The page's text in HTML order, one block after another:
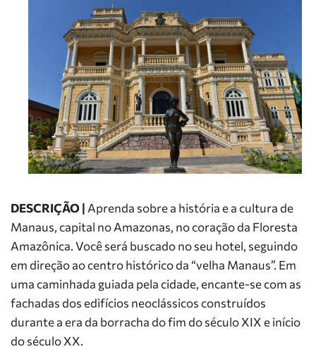
DESCRIÇÃO | Aprenda sobre a história e a cultura de
Manaus, capital no Amazonas, no coração da Floresta
Amazônica. Você será buscado no seu hotel, seguindo
em direção ao centro histórico da “velha Manaus”. Em
uma caminhada guiada pela cidade, encante-se com as
fachadas dos edifícios neoclássicos construídos
durante a era da borracha do fim do século XIX e início
do século XX.